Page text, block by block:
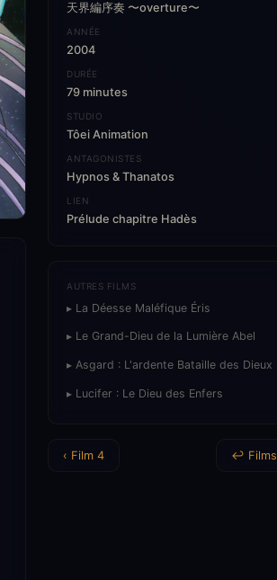
天界編序奏 〜overture〜
ANNÉE
2004
DURÉE
79 minutes
STUDIO
Tôei Animation
ANTAGONISTES
Hypnos & Thanatos
LIEN
Prélude chapitre Hadès
AUTRES FILMS
▸ La Déesse Maléfique Éris
▸ Le Grand-Dieu de la Lumière Abel
▸ Asgard : L'ardente Bataille des Dieux
▸ Lucifer : Le Dieu des Enfers
‹ Film 4 ↩ Films